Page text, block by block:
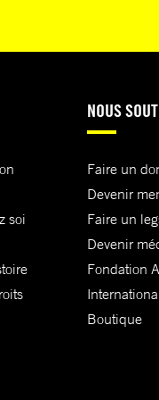
soi
NOUS
Faire un
Devenir
Faire un
Devenir
Fondation
Boutique